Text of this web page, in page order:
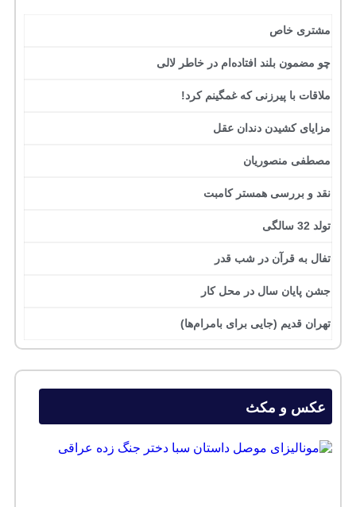
مشتری خاص
چو مضمون بلند افتاده‌ام در خاطر لالی
ملاقات با پیرزنی که غمگینم کرد!
مزایای کشیدن دندان عقل
مصطفی منصوریان
نقد و بررسی همستر کامبت
تولد 32 سالگی
تفال به قرآن در شب قدر
جشن پایان سال در محل کار
تهران قدیم (جایی برای بامرام‌ها)
عکس و مکث